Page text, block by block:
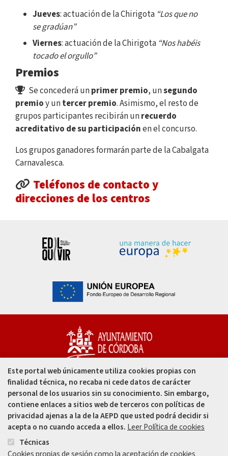
Jueves: actuación de la Chirigota “Los que no
se gradúan”
Viernes: actuación de la Chirigota “Nos habéis
tocado el orgullo”
Premios
Se concederá unprimer premio, unsegundo
premioy untercer premio. Asimismo, el resto de
grupos participantes recibirán unrecuerdo
acreditativo de su participaciónen el concurso.
Los grupos ganadores formarán parte de la Cabalgata
Carnavalesca.
Teléfonos de contacto y
direcciones de los centros
Capitulares, 1. 14002
Córdoba - España
957 49 99 00
957 47 80 50
Este portal web únicamente utiliza cookies propias con
finalidad técnica, no recaba ni cede datos de carácter
personal de los usuarios sin su conocimiento. Sin embargo,
contiene enlaces a sitios web de terceros con políticas de
privacidad ajenas a la de la AEPD que usted podrá decidir si
acepta o no cuando acceda a ellos. Leer Política de cookies
Técnicas